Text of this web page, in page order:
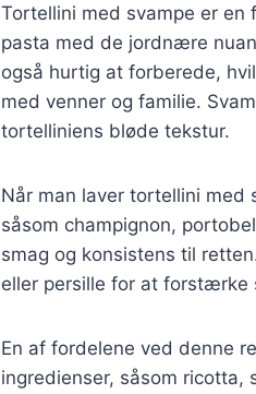
Tortellini med svampe er
pasta med de jordnære
også hurtig at forberede,
med venner og familie.
tortelliniens bløde tekstur.
Når man laver tortellini med
såsom champignon,
smag og konsistens til
eller persille for at forstærke
En af fordelene ved denne
ingredienser, såsom